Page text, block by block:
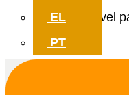
EL
PT
breve possível